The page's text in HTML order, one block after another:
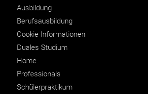
Ausbildung
Berufsausbildung
Cookie Informationen
Duales Studium
Home
Professionals
Schülerpraktikum